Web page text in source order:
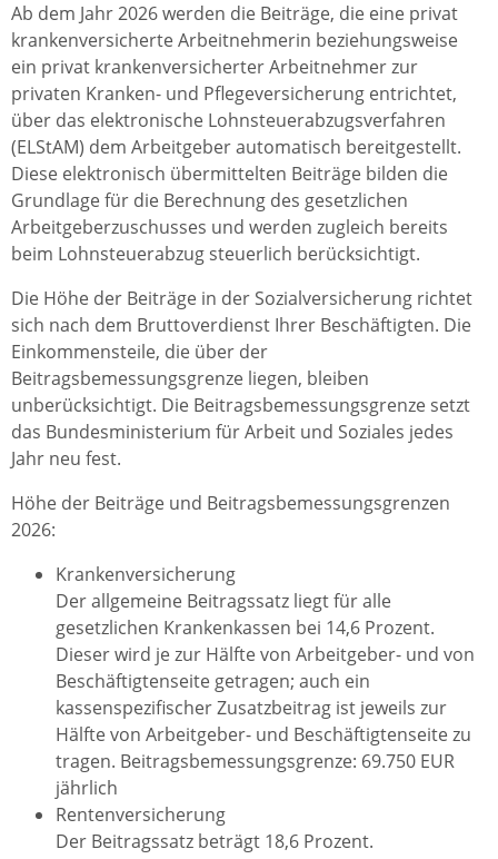
Ab dem Jahr 2026 werden die Beiträge, die eine privat
krankenversicherte Arbeitnehmerin beziehungsweise
ein privat krankenversicherter Arbeitnehmer zur
privaten Kranken- und Pflegeversicherung entrichtet,
über das elektronische Lohnsteuerabzugsverfahren
(ELStAM) dem Arbeitgeber automatisch bereitgestellt.
Diese elektronisch übermittelten Beiträge bilden die
Grundlage für die Berechnung des gesetzlichen
Arbeitgeberzuschusses und werden zugleich bereits
beim Lohnsteuerabzug steuerlich berücksichtigt.
Die Höhe der Beiträge in der Sozialversicherung richtet
sich nach dem Bruttoverdienst Ihrer Beschäftigten. Die
Einkommensteile, die über der
Beitragsbemessungsgrenze liegen, bleiben
unberücksichtigt. Die Beitragsbemessungsgrenze setzt
das Bundesministerium für Arbeit und Soziales jedes
Jahr neu fest.
Höhe der Beiträge und Beitragsbemessungsgrenzen
2026:
Krankenversicherung
Der allgemeine Beitragssatz liegt für alle
gesetzlichen Krankenkassen bei 14,6 Prozent.
Dieser wird je zur Hälfte von Arbeitgeber- und von
Beschäftigtenseite getragen; auch ein
kassenspezifischer Zusatzbeitrag ist jeweils zur
Hälfte von Arbeitgeber- und Beschäftigtenseite zu
tragen. Beitragsbemessungsgrenze: 69.750 EUR
jährlich
Rentenversicherung
Der Beitragssatz beträgt 18,6 Prozent.